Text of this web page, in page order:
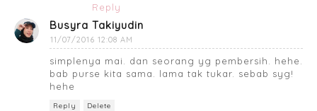
Reply
Busyra Takiyudin
11/07/2016 12:08 AM
simplenya mai. dan seorang yg pembersih. hehe.
bab purse kita sama. lama tak tukar. sebab syg!
hehe
Reply Delete